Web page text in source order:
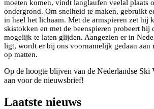
moeten komen, vindt langlaufen veelal plaats
ondergrond. Om snelheid te maken, gebruikt
in heel het lichaam. Met de armspieren zet hij
skistokken en met de beenspieren probeert hij
mogelijk te laten glijden. Aangezien er in
ligt, wordt er bij ons voornamelijk gedaan aan
op matten.
Op de hoogte blijven van de Nederlandse Ski
aan voor de nieuwsbrief!
Laatste nieuws